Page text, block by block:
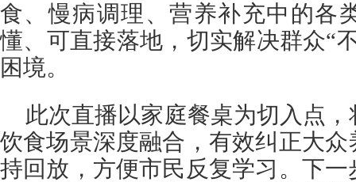
食、慢病调理、营养补充中的各
懂、可直接落地，切实解决群众“
困境。
此次直播以家庭餐桌为切入点
饮食场景深度融合，有效纠正大
持回放，方便市民反复学习。下